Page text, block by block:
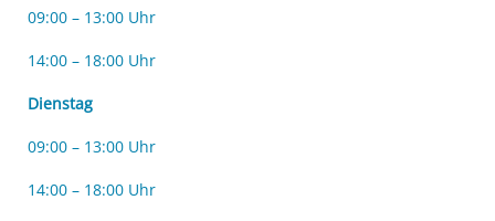
09:00 – 13:00 Uhr
14:00 – 18:00 Uhr
Dienstag
09:00 – 13:00 Uhr
14:00 – 18:00 Uhr